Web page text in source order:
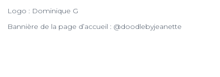
Logo : Dominique G
Bannière de la page d’accueil : @doodlebyjeanette